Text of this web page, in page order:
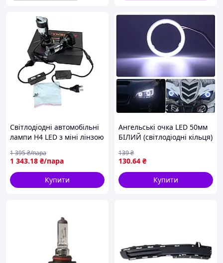
Світлодіодні автомобільні
лампи H4 LED з міні лінзою
во Тайвань) СН
1 343.18 ₴/пара
1 395₴/пара
Купити
Ангельські очка LED 50мм
БІЛИЙ (світлодіодні кільця)
130.64 ₴
139₴
Купити